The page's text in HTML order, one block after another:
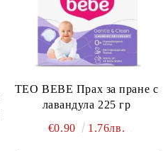
TEO BEBE Прах за пране с
лавандула 225 гр
€0.90
1.76лв.